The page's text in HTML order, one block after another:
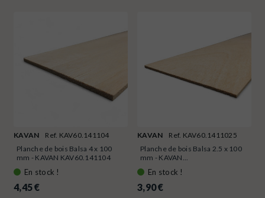
KAVAN
Ref. KAV60.141104
Planche de bois Balsa 4 x 100
mm - KAVAN KAV60.141104
En stock !
4,45 €
KAVAN
Ref. KAV60.1411025
Planche de bois Balsa 2.5 x 100
mm - KAVAN...
En stock !
3,90 €